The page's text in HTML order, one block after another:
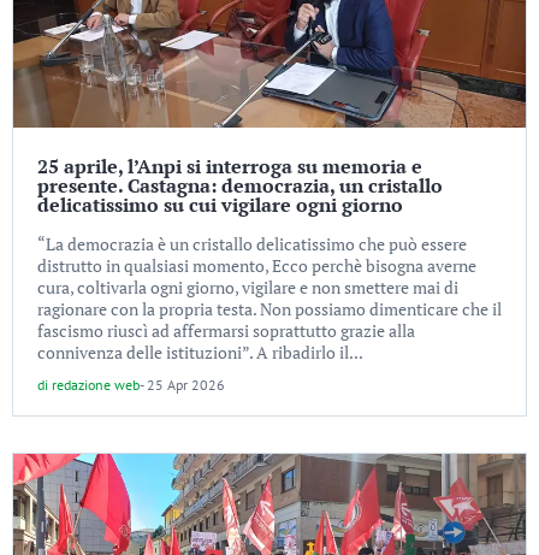
25 aprile, l’Anpi si interroga su memoria e
presente. Castagna: democrazia, un cristallo
delicatissimo su cui vigilare ogni giorno
“La democrazia è un cristallo delicatissimo che può essere
distrutto in qualsiasi momento, Ecco perchè bisogna averne
cura, coltivarla ogni giorno, vigilare e non smettere mai di
ragionare con la propria testa. Non possiamo dimenticare che il
fascismo riuscì ad affermarsi soprattutto grazie alla
connivenza delle istituzioni”. A ribadirlo il...
di redazione web- 25 Apr 2026